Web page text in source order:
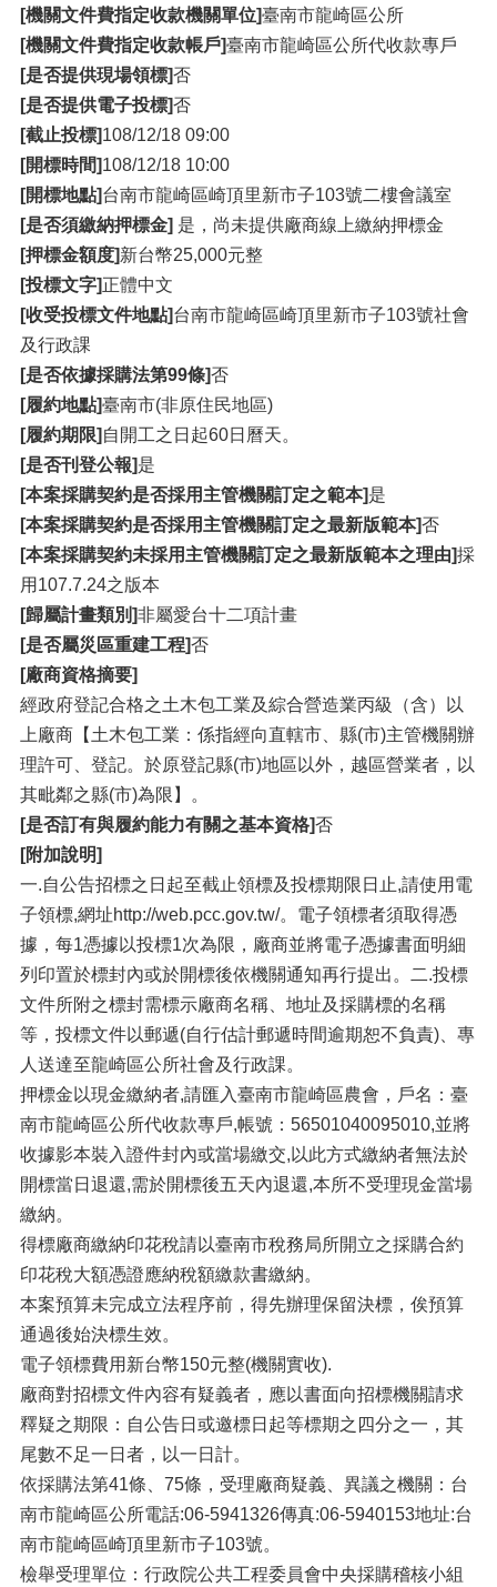
[機關文件費指定收款機關單位]臺南市龍崎區公所
[機關文件費指定收款帳戶]臺南市龍崎區公所代收款專戶
[是否提供現場領標]否
[是否提供電子投標]否
[截止投標]108/12/18 09:00
[開標時間]108/12/18 10:00
[開標地點]台南市龍崎區崎頂里新市子103號二樓會議室
[是否須繳納押標金] 是，尚未提供廠商線上繳納押標金
[押標金額度]新台幣25,000元整
[投標文字]正體中文
[收受投標文件地點]台南市龍崎區崎頂里新市子103號社會
及行政課
[是否依據採購法第99條]否
[履約地點]臺南市(非原住民地區)
[履約期限] 自開工之日起60日曆天。
[是否刊登公報]是
[本案採購契約是否採用主管機關訂定之範本]是
[本案採購契約是否採用主管機關訂定之最新版範本]否
[本案採購契約未採用主管機關訂定之最新版範本之理由]採
用107.7.24之版本
[歸屬計畫類別]非屬愛台十二項計畫
[是否屬災區重建工程]否
[廠商資格摘要]
經政府登記合格之土木包工業及綜合營造業丙級（含）以
上廠商【土木包工業：係指經向直轄市、縣(市)主管機關辦
理許可、登記。於原登記縣(市)地區以外，越區營業者，以
其毗鄰之縣(市)為限】。
[是否訂有與履約能力有關之基本資格]否
[附加說明]
一.自公告招標之日起至截止領標及投標期限日止,請使用電
子領標,網址http://web.pcc.gov.tw/。電子領標者須取得憑
據，每1憑據以投標1次為限，廠商並將電子憑據書面明細
列印置於標封內或於開標後依機關通知再行提出。二.投標
文件所附之標封需標示廠商名稱、地址及採購標的名稱
等，投標文件以郵遞(自行估計郵遞時間逾期恕不負責)、專
人送達至龍崎區公所社會及行政課。
押標金以現金繳納者,請匯入臺南市龍崎區農會，戶名：臺
南市龍崎區公所代收款專戶,帳號：56501040095010,並將
收據影本裝入證件封內或當場繳交,以此方式繳納者無法於
開標當日退還,需於開標後五天內退還,本所不受理現金當場
繳納。
得標廠商繳納印花稅請以臺南市稅務局所開立之採購合約
印花稅大額憑證應納稅額繳款書繳納。
本案預算未完成立法程序前，得先辦理保留決標，俟預算
通過後始決標生效。
電子領標費用新台幣150元整(機關實收).
廠商對招標文件內容有疑義者，應以書面向招標機關請求
釋疑之期限：自公告日或邀標日起等標期之四分之一，其
尾數不足一日者，以一日計。
依採購法第41條、75條，受理廠商疑義、異議之機關：台
南市龍崎區公所電話:06-5941326傳真:06-5940153地址:台
南市龍崎區崎頂里新市子103號。
檢舉受理單位：行政院公共工程委員會中央採購稽核小組